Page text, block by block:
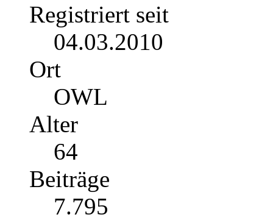
Registriert seit
04.03.2010
Ort
OWL
Alter
64
Beiträge
7.795